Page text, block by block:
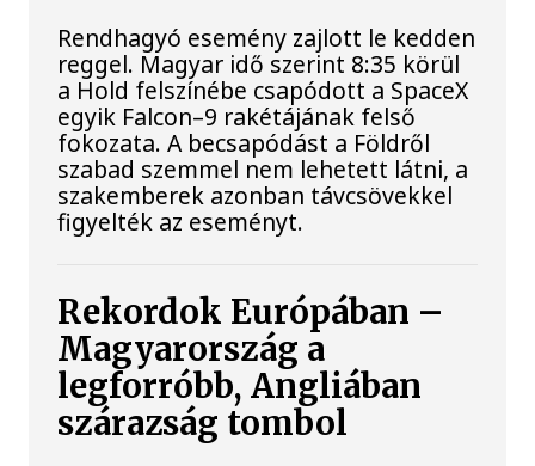
Rendhagyó esemény zajlott le kedden
reggel. Magyar idő szerint 8:35 körül
a Hold felszínébe csapódott a SpaceX
egyik Falcon–9 rakétájának felső
fokozata. A becsapódást a Földről
szabad szemmel nem lehetett látni, a
szakemberek azonban távcsövekkel
figyelték az eseményt.
Rekordok Európában –
Magyarország a
legforróbb, Angliában
szárazság tombol